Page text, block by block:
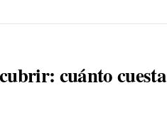
cuánto cuesta